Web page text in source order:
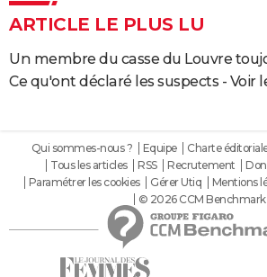
ARTICLE LE PLUS LU
Un membre du casse du Louvre
Ce qu'ont déclaré les suspects - Voir
Qui sommes-nous ? Equipe Charte
Tous les articles
RSS Recrutement
Paramétrer les cookies
Gérer Utiq Mentions
© 2026 CCM Benchmark